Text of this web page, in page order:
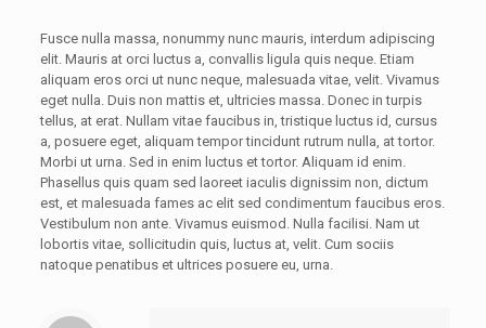
Fusce nulla massa, nonummy nunc mauris, interdum adipiscing
elit. Mauris at orci luctus a, convallis ligula quis neque. Etiam
aliquam eros orci ut nunc neque, malesuada vitae, velit. Vivamus
eget nulla. Duis non mattis et, ultricies massa. Donec in turpis
tellus, at erat. Nullam vitae faucibus in, tristique luctus id, cursus
a, posuere eget, aliquam tempor tincidunt rutrum nulla, at tortor.
Morbi ut urna. Sed in enim luctus et tortor. Aliquam id enim.
Phasellus quis quam sed laoreet iaculis dignissim non, dictum
est, et malesuada fames ac elit sed condimentum faucibus eros.
Vestibulum non ante. Vivamus euismod. Nulla facilisi. Nam ut
lobortis vitae, sollicitudin quis, luctus at, velit. Cum sociis
natoque penatibus et ultrices posuere eu, urna.